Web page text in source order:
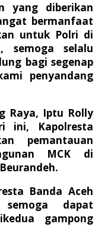
yang diberikan
bermanfaat
untuk Polri di
semoga selalu
bagi segenap
penyandang
Raya, Iptu Rolly
ini, Kapolresta
pemantauan
MCK di
Banda Aceh
dapat
gampong